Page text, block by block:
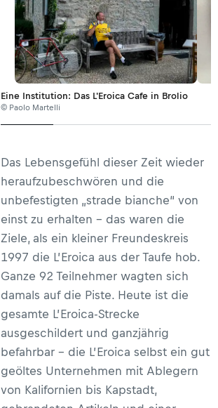
Eine Institution: Das L'Eroica Cafe in Brolio
© Paolo Martelli
Das Lebensgefühl dieser Zeit wieder
heraufzubeschwören und die
unbefestigten „strade bianche“ von
einst zu erhalten – das waren die
Ziele, als ein kleiner Freundeskreis
1997 die L’Eroica aus der Taufe hob.
Ganze 92 Teilnehmer wagten sich
damals auf die Piste. Heute ist die
gesamte L’Eroica-Strecke
ausgeschildert und ganzjährig
befahrbar – die L’Eroica selbst ein gut
geöltes Unternehmen mit Ablegern
von Kalifornien bis Kapstadt,